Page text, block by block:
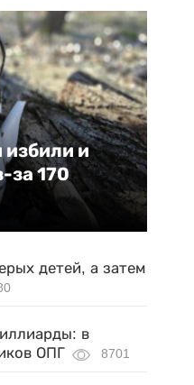
и
за 170
детей, а затем
в
ОПГ
8701